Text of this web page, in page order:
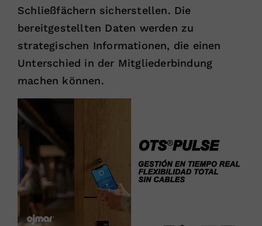
Schließfächern sicherstellen. Die
bereitgestellten Daten werden zu
strategischen Informationen, die einen
Unterschied in der Mitgliederbindung
machen können.